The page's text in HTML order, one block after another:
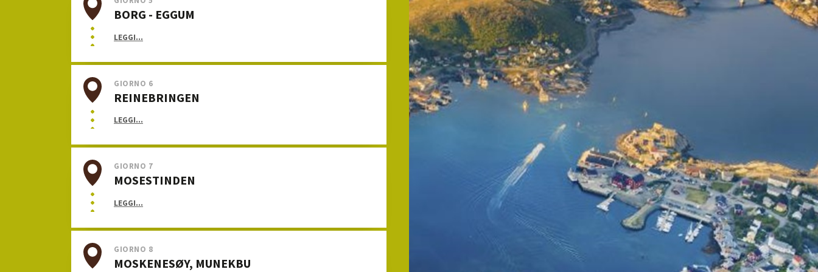
BORG - EGGUM
LEGGI...
GIORNO 6
REINEBRINGEN
LEGGI...
GIORNO 7
MOSESTINDEN
LEGGI...
GIORNO 8
MOSKENESØY, MUNEKBU